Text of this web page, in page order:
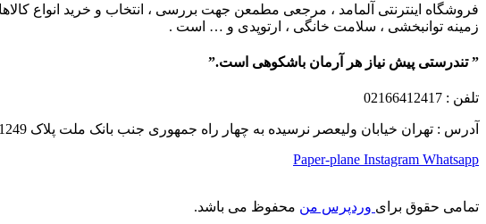
فروشگاه اینترنتی آلمامد ، مرجعی مطمعن جهت بررسی ، انتخاب و خرید انواع
زمینه توانبخشی ، سلامت خانگی ، ارتوپدی و … است .
” تندرستی پیش نیاز هر آرمان باشکوهی است.”
تلفن : 02166412417
آدرس : تهران خیابان ولیعصر نرسیده به چهار راه جمهوری جنب بانک ملت پلاک 1249 ساختمان کشمیر طبقه سوم واحد 2
Paper-plane Instagram Whatsapp
تمامی حقوق برای وردپرس من محفوظ می باشد.